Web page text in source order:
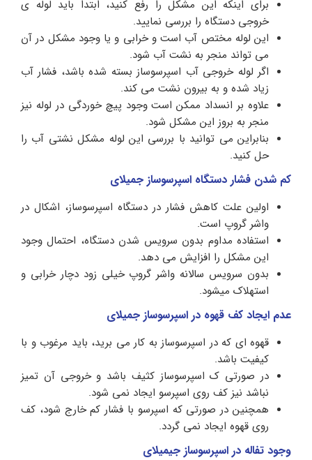
برای اینکه این مشکل را رفع کنید، ابتدا باید لوله ی
خروجی دستگاه را بررسی نمایید.
این لوله مختص آب است و خرابی و یا وجود مشکل در آن
می تواند منجر به نشت آب شود.
اگر لوله خروجی آب اسپرسوساز بسته شده باشد، فشار آب
زیاد شده و به بیرون نشت می کند.
علاوه بر انسداد ممکن است وجود پیچ خوردگی در لوله نیز
منجر به بروز این مشکل شود.
بنابراین می توانید با بررسی این لوله مشکل نشتی آب را
حل کنید.
کم شدن فشار دستگاه اسپرسوساز جمیلای
اولین علت کاهش فشار در دستگاه اسپرسوساز، اشکال در
واشر گروپ است.
استفاده مداوم بدون سرویس شدن دستگاه، احتمال وجود
این مشکل را افزایش می دهد.
بدون سرویس سالانه واشر گروپ خیلی زود دچار خرابی و
استهلاک میشود.
عدم ایجاد کف قهوه در اسپرسوساز جمیلای
قهوه ای که در اسپرسوساز به کار می برید، باید مرغوب و با
کیفیت باشد.
در صورتی ک اسپرسوساز کثیف باشد و خروجی آن تمیز
نباشد نیز کف روی اسپرسو ایجاد نمی شود.
همچنین در صورتی که اسپرسو با فشار کم خارج شود، کف
روی قهوه ایجاد نمی گردد.
وجود تفاله در اسپرسوساز جیمیلای